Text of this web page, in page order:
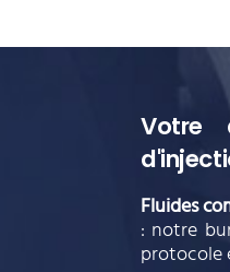
Votre
Fluides
: notre
protocole